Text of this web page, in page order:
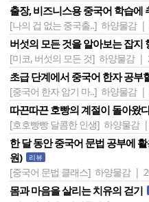
출장, 비즈니스용 중국어 학습에
[나의 겁 없는 중국출..] 하양물감 |
버섯의 모든 것을 알아보는 잡지
[미코, 버섯의 모든 것] 하양물감 |
초급 단계에서 중국어 한자 공부
[중국어 한자 암기 마..] 하양물감 |
따끈따끈 호빵의 계절이 돌아왔
[호호빵빵 달콤한 인생] 하양물감 |
한 달 동안 중국어 문법 공부에
원)
리뷰
[중국어 문법 클래스] 하양물감 |
몸과 마음을 살리는 치유의 걷기